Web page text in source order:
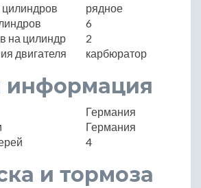
рядное
6
на цилиндр
2
двигателя
карбюратор
Германия
Германия
4
и тормоза